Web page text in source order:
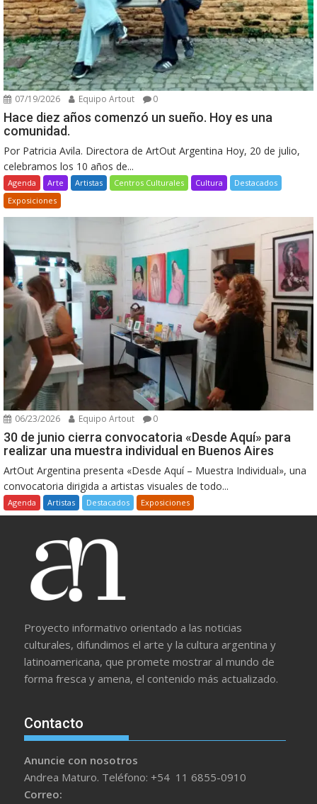
07/19/2026 Equipo Artout 0
Hace diez años comenzó un sueño. Hoy es una
comunidad.
Por Patricia Avila. Directora de ArtOut Argentina Hoy, 20 de julio,
celebramos los 10 años de...
Agenda Arte Artistas Centros Culturales Cultura
Destacados
Exposiciones
06/23/2026 Equipo Artout 0
30 de junio cierra convocatoria «Desde Aquí» para
realizar una muestra individual en Buenos Aires
ArtOut Argentina presenta «Desde Aquí – Muestra Individual», una
convocatoria dirigida a artistas visuales de todo...
Agenda Artistas Destacados Exposiciones
Proyecto informativo orientado a las noticias
culturales, difundimos el arte y la cultura argentina y
latinoamericana, que promete mostrar al mundo de
forma fresca y amena, el contenido más actualizado.
Contacto
Anuncie con nosotros
Andrea Maturo. Teléfono: +54 11 6855-0910
Correo: